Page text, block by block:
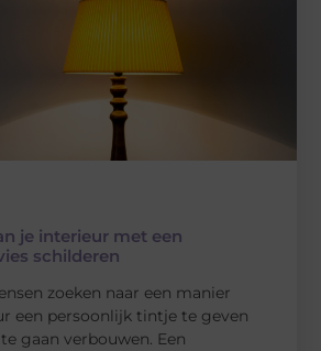
je interieur met een
schilderen
zoeken naar een manier
een persoonlijk tintje te geven
gaan verbouwen. Een